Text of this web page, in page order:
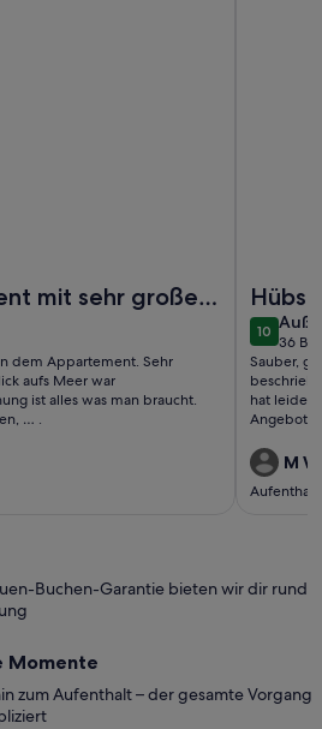
mit sehr großer
dem Appartement. Sehr
aufs Meer war
ist alles was man braucht.
… .
1010 von
36
(36
Sauber,
hat leider
Angebot.
Strand/
nicht so
haben es
M
Aufenthalt
Buchen-Garantie bieten wir dir rund
Momente
zum Aufenthalt – der gesamte Vorgang